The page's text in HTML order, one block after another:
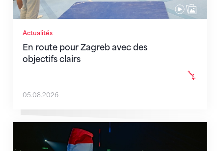
Actualités
En route pour Zagreb avec des
objectifs clairs
05.08.2026
L'équipe de France est au complet